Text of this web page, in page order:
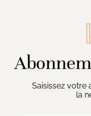
Saisissez votre
la